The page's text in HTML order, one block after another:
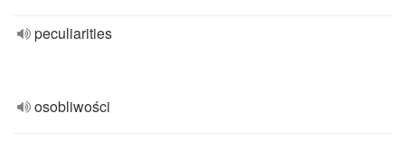
peculiarities
osobliwości